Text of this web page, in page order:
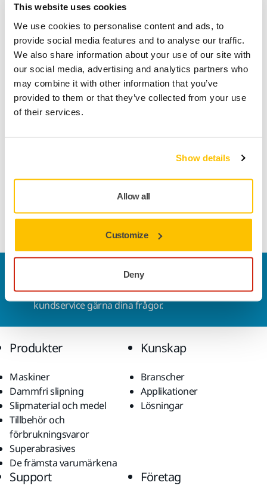
This website uses cookies
We use cookies to personalise content and ads, to
provide social media features and to analyse our traffic.
We also share information about your use of our site with
our social media, advertising and analytics partners who
may combine it with other information that you’ve
provided to them or that they’ve collected from your use
of their services.
Show details
Allow all
Customize
Deny
Uppföljning av försändelse
Gör en retur enkelt på www.mirka.com/sv-
fi/support/returnera-en-vara/
Teknisk specifikation
Vill du veta mer?Kontakta ossså besvarar vår
kundservice gärna dina frågor.
Produkter
Maskiner
Dammfri slipning
Slipmaterial och medel
Tillbehör och
förbrukningsvaror
Superabrasives
De främsta varumärkena
Kunskap
Branscher
Applikationer
Lösningar
Support Företag